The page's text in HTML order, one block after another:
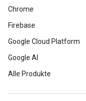
Chrome
Firebase
Google Cloud Platform
Google AI
Alle Produkte